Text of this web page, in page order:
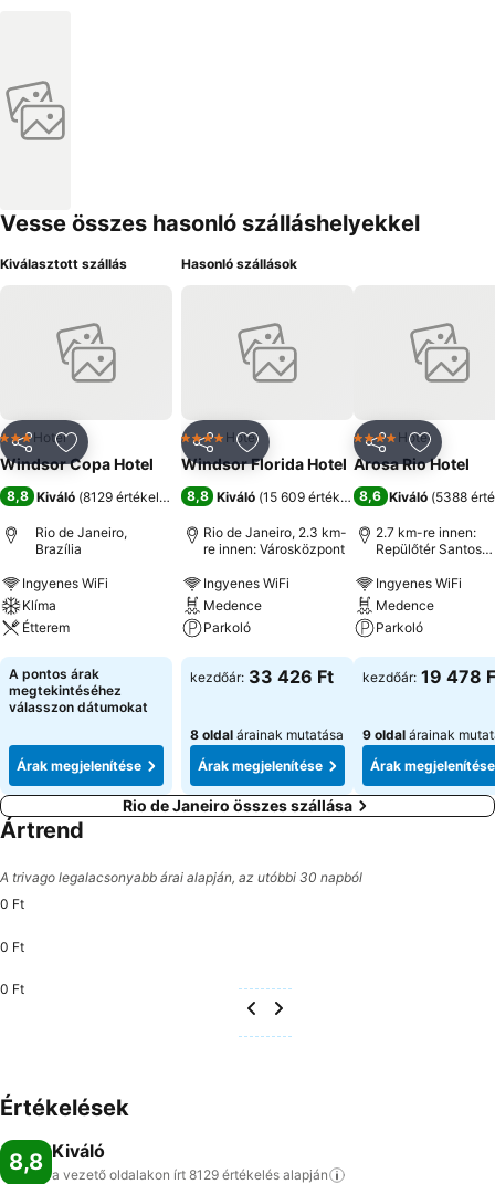
Vesse összes hasonló szálláshelyekkel
Kiválasztott szállás
MegosztásHozzáadás a kedvencekhez
3 Kategória
Hotel
Windsor Copa Hotel
8,8 Kiváló (8129 értékelés
Rio de Janeiro,
Brazília
Ingyenes WiFi
Klíma
Étterem
Árak megjelenítése
A pontos árak
megtekintéséhez
válasszon dátumokat
Árak megjelenítése
Hasonló szállások
MegosztásHozzáadás a kedvencekhez
4 Kategória
Hotel
Windsor Florida Hotel
8,8 Kiváló (15 609 értékelés)
Rio de Janeiro, 2.3 km-
re innen: Városközpont
Ingyenes WiFi
Medence
Parkoló
Árak megjelenítése
kezdőár: 33 426 Ft
8 oldal árainak mutatása
Árak megjelenítése
Megosztás
4 Kategória
Hotel
Arosa Rio Hotel
8,6 Kiváló (5388
2.7 km-re innen:
Repülőtér Santos
Ingyenes WiFi
Medence
Parkoló
Árak
kezdőár: 19 478
9 oldal árainak
Árak megjelenítése
Rio de Janeiro összes szállása
Ártrend
A trivago legalacsonyabb árai alapján, az utóbbi 30 napból
0 Ft
0 Ft
0 Ft
Értékelések
8,8 Kiváló
a vezető oldalakon írt 8129 értékelés alapján